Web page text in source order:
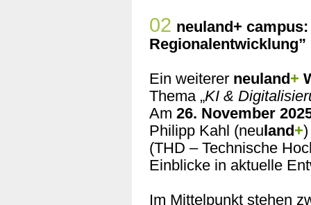
02 neuland+
Regionalentwicklung”
Ein weiterer neuland+
Thema „KI &
Am 26. November
Philipp Kahl (neuland+
(THD – Technische
Einblicke in aktuelle
Im Mittelpunkt stehen